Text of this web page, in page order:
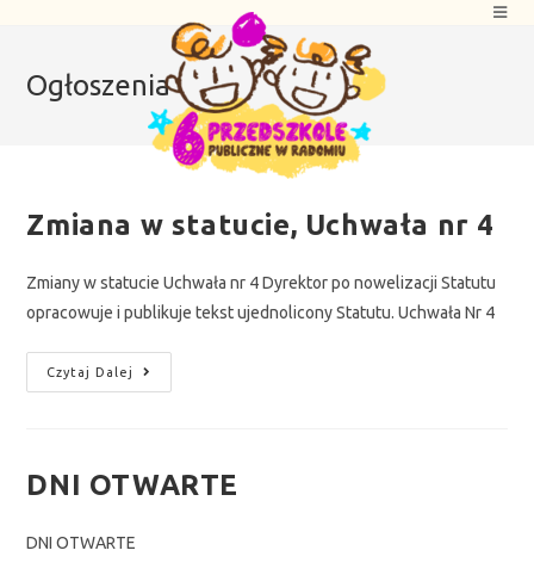
Ogłoszenia
Zmiana w statucie, Uchwała nr 4
Zmiany w statucie Uchwała nr 4 Dyrektor po nowelizacji Statutu
opracowuje i publikuje tekst ujednolicony Statutu. Uchwała Nr 4
Czytaj Dalej
DNI OTWARTE
DNI OTWARTE